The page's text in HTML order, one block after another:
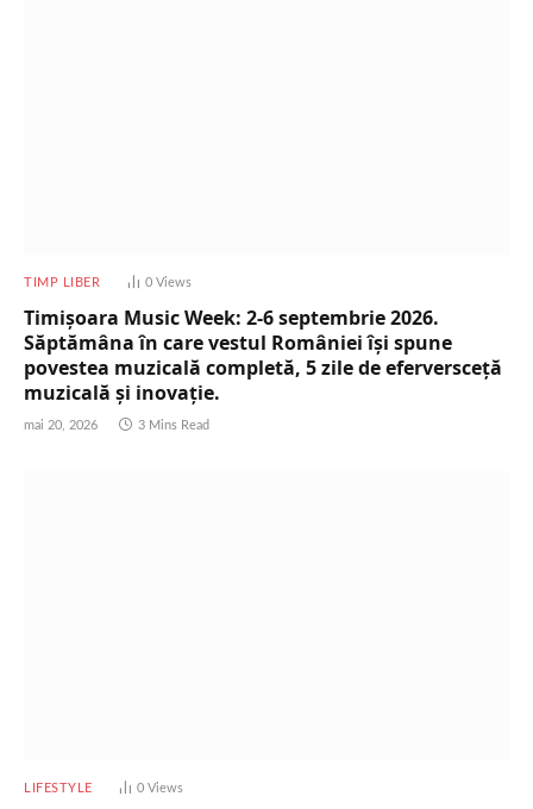
TIMP LIBER 0 Views
Timișoara Music Week: 2-6 septembrie 2026.
Săptămâna în care vestul României își spune
povestea muzicală completă, 5 zile de eferversceță
muzicală și inovație.
mai 20, 2026 3 Mins Read
LIFESTYLE 0 Views